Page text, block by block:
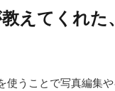
えてくれ
使うことで写真編集